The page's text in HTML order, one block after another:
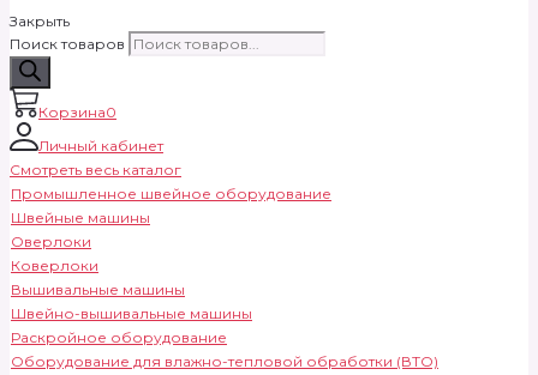
Закрыть
Поиск товаров
Корзина0
Личный кабинет
Смотреть весь каталог
Промышленное швейное оборудование
Швейные машины
Оверлоки
Коверлоки
Вышивальные машины
Швейно-вышивальные машины
Раскройное оборудование
Оборудование для влажно-тепловой обработки (ВТО)